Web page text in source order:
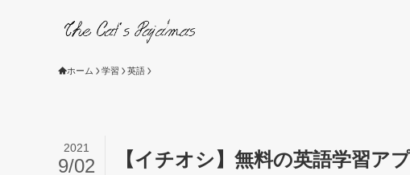
ホーム 学習 英語
【イチオシ】無料の英語学習ア
2021
9/02